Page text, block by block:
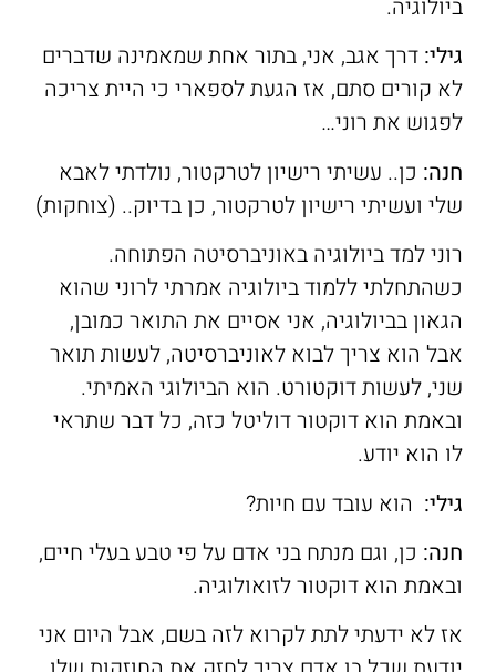
ביולוגיה.
גילי: דרך אגב, אני, בתור אחת שמאמינה שדברים
לא קורים סתם, אז הגעת לספארי כי היית צריכה
לפגוש את רוני…
חנה: כן.. עשיתי רישיון לטרקטור, נולדתי לאבא
שלי ועשיתי רישיון לטרקטור, כן בדיוק.. (צוחקות)
רוני למד ביולוגיה באוניברסיטה הפתוחה.
כשהתחלתי ללמוד ביולוגיה אמרתי לרוני שהוא
הגאון בביולוגיה, אני אסיים את התואר כמובן,
אבל הוא צריך לבוא לאוניברסיטה, לעשות תואר
שני, לעשות דוקטורט. הוא הביולוגי האמיתי.
ובאמת הוא דוקטור דוליטל כזה, כל דבר שתראי
לו הוא יודע.
גילי: הוא עובד עם חיות?
חנה: כן, וגם מנתח בני אדם על פי טבע בעלי חיים,
ובאמת הוא דוקטור לזואולוגיה.
אז לא ידעתי לתת לקרוא לזה בשם, אבל היום אני